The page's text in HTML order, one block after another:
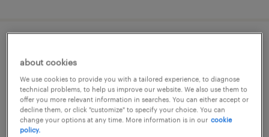
ービス系／医療・介護系の一般事務・oa事
務
千葉県千葉市中央区, 千葉県
temporary
about cookies
We use cookies to provide you with a tailored experience, to diagnose
technical problems, to help us improve our website. We also use them to
offer you more relevant information in searches. You can either accept or
decline them, or click "customize" to specify your choice. You can
change your options at any time. More information is in our cookie
policy.